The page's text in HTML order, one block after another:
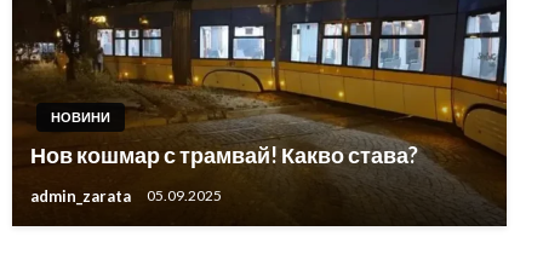
НОВИНИ
Нов кошмар с трамвай! Какво става?
admin_zarata 05.09.2025